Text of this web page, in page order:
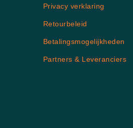
Privacy verklaring
Retourbeleid
Betalingsmogelijkheden
Partners & Leveranciers